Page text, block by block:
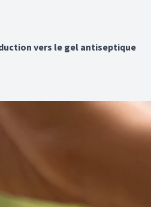
vers le gel antiseptique